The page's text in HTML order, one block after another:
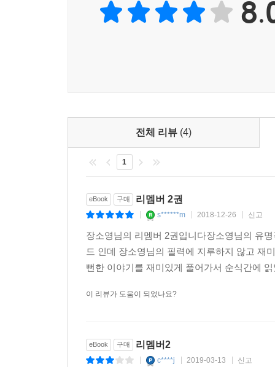
전체 리뷰 (4)
1
eBook 구매 리멤버 2권
s******m 2018-12-26 신고
장소영님의 리멤버 2권입니다장소영님의 유
드 인데 장소영님의 필력에 지루하지 않고 재
뻔한 이야기를 재미있게 풀어가서 순식간에
이 리뷰가 도움이 되었나요?
eBook 구매 리멤버2
c****j 2019-03-13 신고